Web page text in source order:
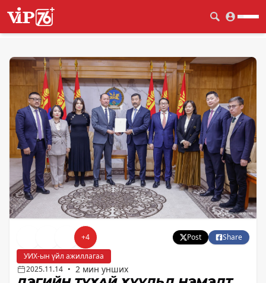
+4 Post
Share
УИХ-ын үйл ажиллагаа
2025.11.14 • 2 мин унших